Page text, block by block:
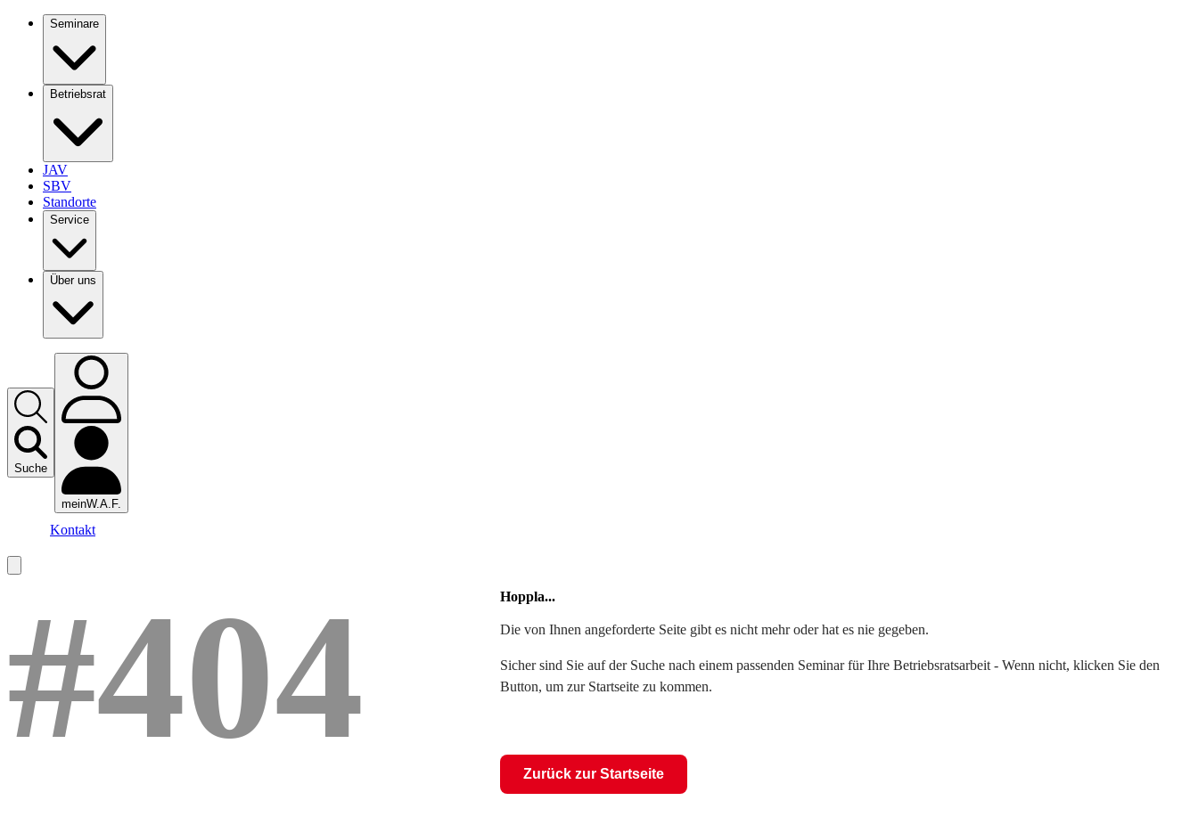
Seminare
Betriebsrat
JAV
SBV
Standorte
Service
Über uns
Suche
meinW.A.F.
Kontakt
#404 Hoppla...
Die von Ihnen angeforderte Seite gibt es nicht mehr oder hat es nie gegeben.
Sicher sind Sie auf der Suche nach einem passenden Seminar für Ihre Betriebsratsarbeit - Wenn nicht, klicken Sie den
Button, um zur Startseite zu kommen.
Zurück zur Startseite